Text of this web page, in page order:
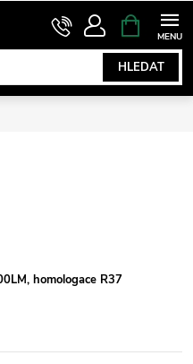
HLEDAT
NÁKUPNÍ
KOŠÍK
homologace R37